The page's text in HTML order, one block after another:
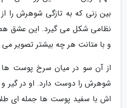
بین زنی که به تازگی شوهرش را
نظامی شکل می گیرد. این عشق هم
و با متانت هر چه بیشتر تصویر
از آن سو در میان سرخ پوست
شوهرش را دوست دارد. او در گیر و
اش با سفید پوست ها جمله ای